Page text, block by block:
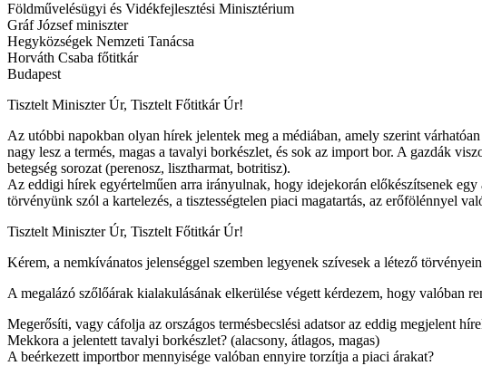
Földművelésügyi és Vidékfejlesztési Minisztérium
Gráf József miniszter
Hegyközségek Nemzeti Tanácsa
Horváth Csaba főtitkár
Budapest
Tisztelt Miniszter Úr, Tisztelt Főtitkár Úr!
Az utóbbi napokban olyan hírek jelentek meg a médiában, amely szerint
nagy lesz a termés, magas a tavalyi borkészlet, és sok az import bor. A gazdák
betegség sorozat (perenosz, lisztharmat, botritisz).
Az eddigi hírek egyértelműen arra irányulnak, hogy idejekorán előkészítsenek
törvényünk szól a kartelezés, a tisztességtelen piaci magatartás, az erőfölénnyel
Tisztelt Miniszter Úr, Tisztelt Főtitkár Úr!
Kérem, a nemkívánatos jelenséggel szemben legyenek szívesek a létező
A megalázó szőlőárak kialakulásának elkerülése végett kérdezem, hogy valóban
Megerősíti, vagy cáfolja az országos termésbecslési adatsor az eddig megjelent
Mekkora a jelentett tavalyi borkészlet? (alacsony, átlagos, magas)
A beérkezett importbor mennyisége valóban ennyire torzítja a piaci árakat?